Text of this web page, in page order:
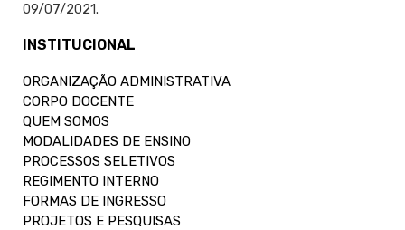
09/07/2021.
INSTITUCIONAL
ORGANIZAÇÃO ADMINISTRATIVA
CORPO DOCENTE
QUEM SOMOS
MODALIDADES DE ENSINO
PROCESSOS SELETIVOS
REGIMENTO INTERNO
FORMAS DE INGRESSO
PROJETOS E PESQUISAS